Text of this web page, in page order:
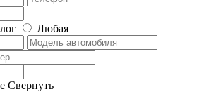
Любая
Свернуть